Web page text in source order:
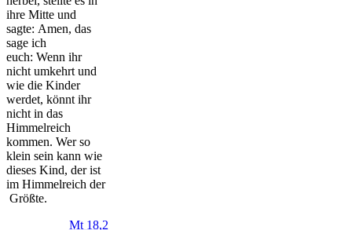
ihre Mitte und
sagte: Amen, das
sage ich
euch: Wenn ihr
nicht umkehrt und
wie die Kinder
werdet, könnt ihr
nicht in das
Himmelreich
kommen. Wer so
klein sein kann wie
dieses Kind, der ist
im Himmelreich der
Größte.
Mt 18,2